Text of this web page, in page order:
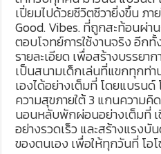
เปี่ยมไปด้วยชีวิตชีวายิ่งขึ้น ภา
Good. Vibes. ที่ถูกสะท้อนผ่า
ตอบโจทย์การใช้งานจริง อีก
รายละเอียด เพื่อสร้างบรรยา
เป็นสนามเด็กเล่นที่แขกทุกท่
เองได้อย่างเต็มที่ โดยแบรนด์
ความสุขภายใต้ 3 แกนความ
นอนหลับพักผ่อนอย่างเต็มที่ เ
อย่างรวดเร็ว และสร้างแรงบั
ของตนเอง เพื่อให้ทุกวันที่ โอโ